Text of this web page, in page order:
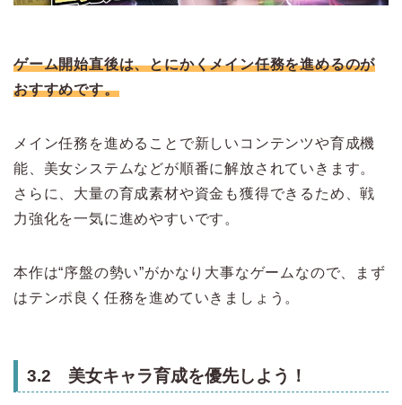
ゲーム開始直後は、とにかくメイン任務を進めるのが
おすすめです。
メイン任務を進めることで新しいコンテンツや育成機
能、美女システムなどが順番に解放されていきます。
さらに、大量の育成素材や資金も獲得できるため、戦
力強化を一気に進めやすいです。
本作は“序盤の勢い”がかなり大事なゲームなので、まず
はテンポ良く任務を進めていきましょう。
3.2 美女キャラ育成を優先しよう！